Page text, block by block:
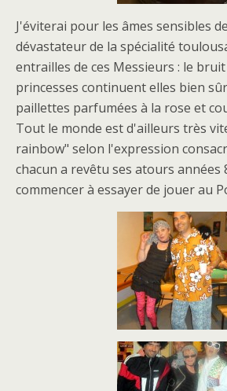
J'éviterai pour les âmes sensibles
dévastateur de la spécialité
entrailles de ces Messieurs : le
princesses continuent elles bien
paillettes parfumées à la rose et
Tout le monde est d'ailleurs très
rainbow" selon l'expression
chacun a revêtu ses atours années
commencer à essayer de jouer au